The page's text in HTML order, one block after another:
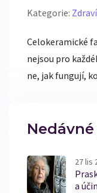
Kategorie:
Celokeramické
nejsou pro
ne, jak fungují,
27 lis
a